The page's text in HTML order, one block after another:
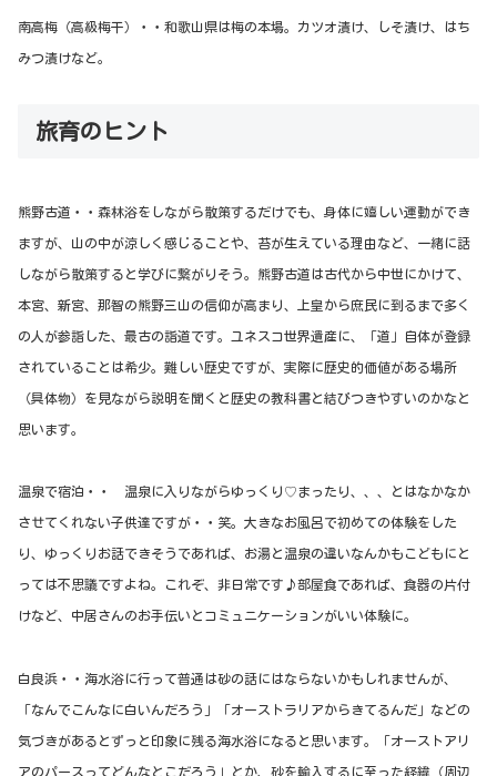
南高梅（高級梅干）・・ 和歌山県は梅の本場。カツオ漬け、しそ漬け、はち
みつ漬けなど。
旅育のヒント
熊野古道・・森林浴をしながら散策するだけでも、身体に嬉しい運動ができ
ますが、山の中が涼しく感じることや、苔が生えている理由など、一緒に話
しながら散策すると学びに繋がりそう。熊野古道は古代から中世にかけて、
本宮、新宮、那智の熊野三山の信仰が高まり、上皇から庶民に到るまで多く
の人が参詣した、最古の詣道です。ユネスコ世界遺産に、「道」自体が登録
されていることは希少。難しい歴史ですが、実際に歴史的価値がある場所
（具体物）を見ながら説明を聞くと歴史の教科書と結びつきやすいのかなと
思います。
温泉で宿泊・・ 温泉に入りながらゆっくり♡まったり、、、とはなかなか
させてくれない子供達ですが・・笑。大きなお風呂で初めての体験をした
り、ゆっくりお話できそうであれば、お湯と温泉の違いなんかもこどもにと
っては不思議ですよね。これぞ、非日常です♪部屋食であれば、食器の片付
けなど、中居さんのお手伝いとコミュニケーションがいい体験に。
白良浜・・海水浴に行って普通は砂の話にはならないかもしれませんが、
「なんでこんなに白いんだろう」「オーストラリアからきてるんだ」などの
気づきがあるとずっと印象に残る海水浴になると思います。「オーストアリ
アのパースってどんなとこだろう」とか、砂を輸入するに至った経緯（周辺